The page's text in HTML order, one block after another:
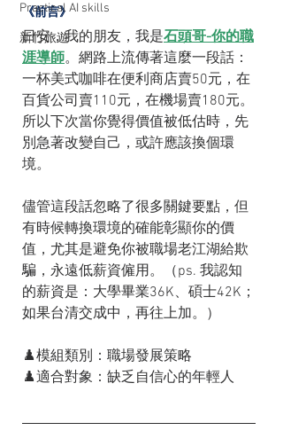
Practical AI skills
新竹旅遊
《前言》
日安，我的朋友，我是石頭哥-你的職
涯導師。網路上流傳著這麼一段話：
一杯美式咖啡在便利商店賣50元，在
百貨公司賣110元，在機場賣180元。
所以下次當你覺得價值被低估時，先
別急著改變自己，或許應該換個環
境。
儘管這段話忽略了很多關鍵要點，但
有時候轉換環境的確能彰顯你的價
值，尤其是避免你被職場老江湖給欺
騙，永遠低薪資僱用。（ps. 我認知
的薪資是：大學畢業36K、碩士42K；
如果台清交成中，再往上加。）
♟️模組類別：職場發展策略
♟️適合對象：缺乏自信心的年輕人